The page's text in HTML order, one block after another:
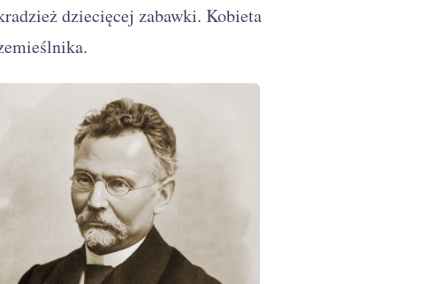
dziecięcej zabawki. Kobieta